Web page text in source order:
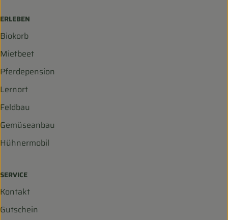
ERLEBEN
Biokorb
Mietbeet
Pferdepension
Lernort
Feldbau
Gemüseanbau
Hühnermobil
SERVICE
Kontakt
Gutschein